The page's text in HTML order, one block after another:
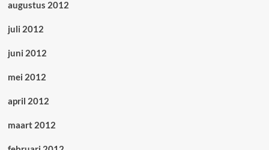
augustus 2012
juli 2012
juni 2012
mei 2012
april 2012
maart 2012